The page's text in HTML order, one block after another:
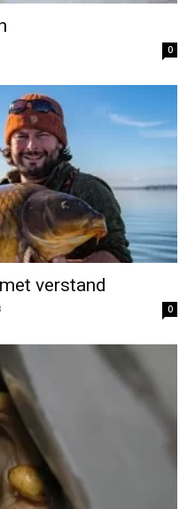
0
verstand
0